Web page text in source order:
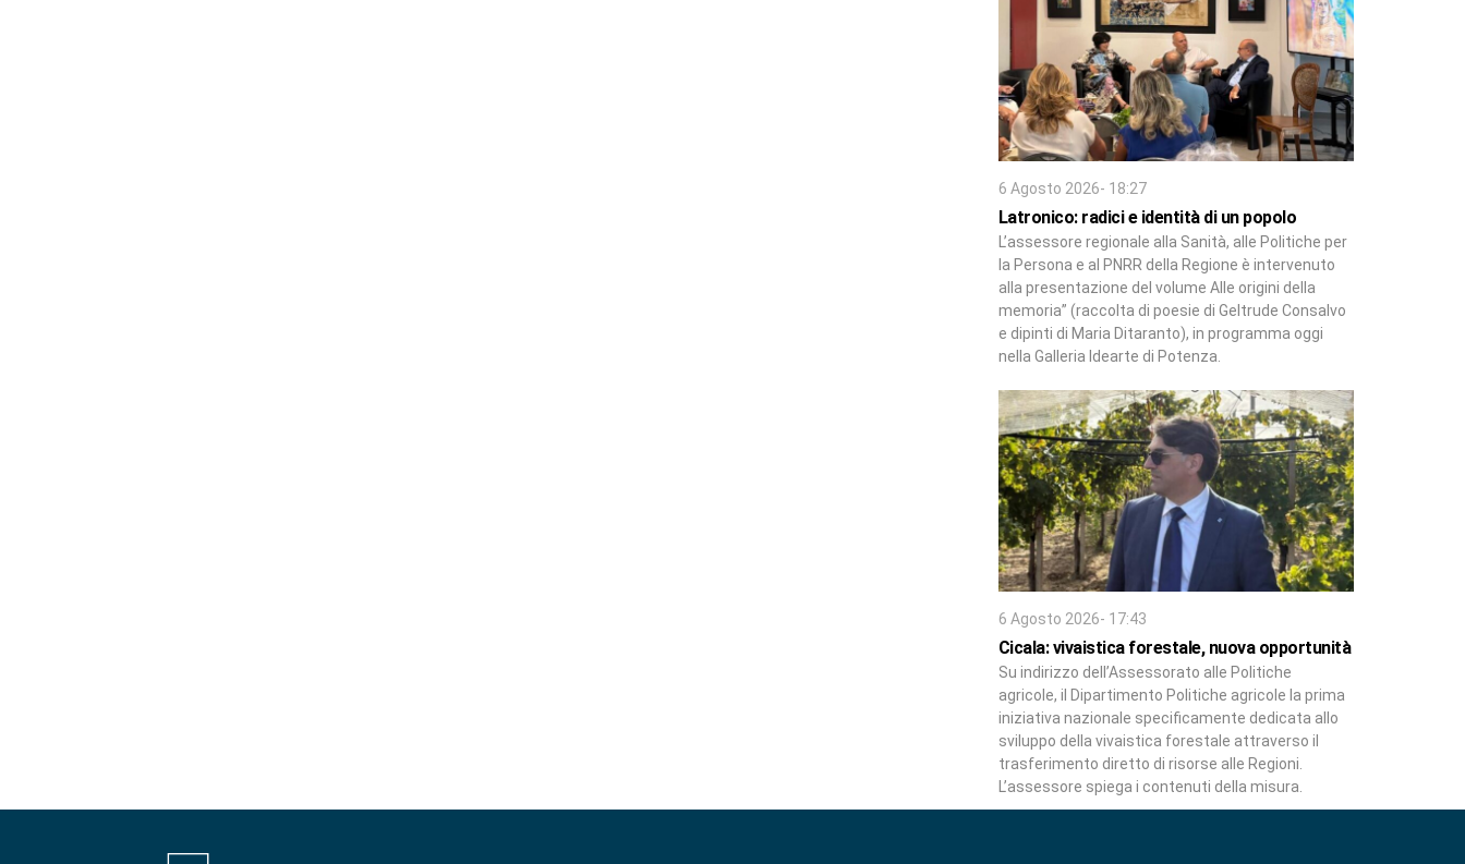
6 Agosto 2026- 18:27
Latronico: radici e identità di un popolo
L’assessore regionale alla Sanità, alle Politiche per
la Persona e al PNRR della Regione è intervenuto
alla presentazione del volume Alle origini della
memoria” (raccolta di poesie di Geltrude Consalvo
e dipinti di Maria Ditaranto), in programma oggi
nella Galleria Idearte di Potenza.
6 Agosto 2026- 17:43
Cicala: vivaistica forestale, nuova opportunità
Su indirizzo dell’Assessorato alle Politiche
agricole, il Dipartimento Politiche agricole la prima
iniziativa nazionale specificamente dedicata allo
sviluppo della vivaistica forestale attraverso il
trasferimento diretto di risorse alle Regioni.
L’assessore spiega i contenuti della misura.